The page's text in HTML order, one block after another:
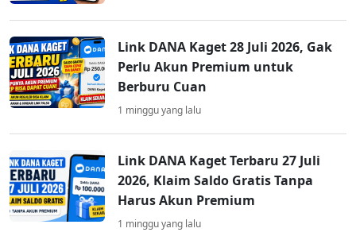
Link DANA Kaget 28 Juli 2026, Gak
Perlu Akun Premium untuk
Berburu Cuan
1 minggu yang lalu
Link DANA Kaget Terbaru 27 Juli
2026, Klaim Saldo Gratis Tanpa
Harus Akun Premium
1 minggu yang lalu